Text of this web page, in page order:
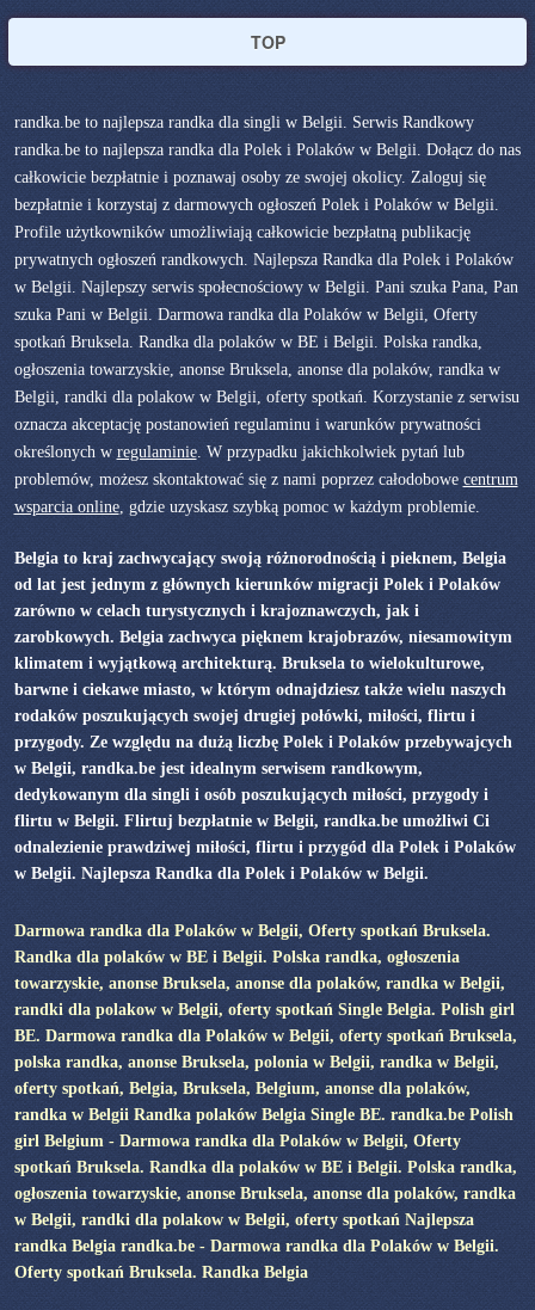
TOP
randka.be to najlepsza randka dla singli w Belgii. Serwis Randkowy
randka.be to najlepsza randka dla Polek i Polaków w Belgii. Dołącz do nas
całkowicie bezpłatnie i poznawaj osoby ze swojej okolicy. Zaloguj się
bezpłatnie i korzystaj z darmowych ogłoszeń Polek i Polaków w Belgii.
Profile użytkowników umożliwiają całkowicie bezpłatną publikację
prywatnych ogłoszeń randkowych. Najlepsza Randka dla Polek i Polaków
w Belgii. Najlepszy serwis społecnościowy w Belgii. Pani szuka Pana, Pan
szuka Pani w Belgii. Darmowa randka dla Polaków w Belgii, Oferty
spotkań Bruksela. Randka dla polaków w BE i Belgii. Polska randka,
ogłoszenia towarzyskie, anonse Bruksela, anonse dla polaków, randka w
Belgii, randki dla polakow w Belgii, oferty spotkań. Korzystanie z serwisu
oznacza akceptację postanowień regulaminu i warunków prywatności
określonych w regulaminie. W przypadku jakichkolwiek pytań lub
problemów, możesz skontaktować się z nami poprzez całodobowe centrum
wsparcia online, gdzie uzyskasz szybką pomoc w każdym problemie.
Belgia to kraj zachwycający swoją różnorodnością i pieknem, Belgia
od lat jest jednym z głównych kierunków migracji Polek i Polaków
zarówno w celach turystycznych i krajoznawczych, jak i
zarobkowych. Belgia zachwyca pięknem krajobrazów, niesamowitym
klimatem i wyjątkową architekturą. Bruksela to wielokulturowe,
barwne i ciekawe miasto, w którym odnajdziesz także wielu naszych
rodaków poszukujących swojej drugiej połówki, miłości, flirtu i
przygody. Ze względu na dużą liczbę Polek i Polaków przebywajcych
w Belgii, randka.be jest idealnym serwisem randkowym,
dedykowanym dla singli i osób poszukujących miłości, przygody i
flirtu w Belgii. Flirtuj bezpłatnie w Belgii, randka.be umożliwi Ci
odnalezienie prawdziwej miłości, flirtu i przygód dla Polek i Polaków
w Belgii. Najlepsza Randka dla Polek i Polaków w Belgii.
Darmowa randka dla Polaków w Belgii, Oferty spotkań Bruksela.
Randka dla polaków w BE i Belgii. Polska randka, ogłoszenia
towarzyskie, anonse Bruksela, anonse dla polaków, randka w Belgii,
randki dla polakow w Belgii, oferty spotkań Single Belgia. Polish girl
BE. Darmowa randka dla Polaków w Belgii, oferty spotkań Bruksela,
polska randka, anonse Bruksela, polonia w Belgii, randka w Belgii,
oferty spotkań, Belgia, Bruksela, Belgium, anonse dla polaków,
randka w Belgii Randka polaków Belgia Single BE. randka.be Polish
girl Belgium - Darmowa randka dla Polaków w Belgii, Oferty
spotkań Bruksela. Randka dla polaków w BE i Belgii. Polska randka,
ogłoszenia towarzyskie, anonse Bruksela, anonse dla polaków, randka
w Belgii, randki dla polakow w Belgii, oferty spotkań Najlepsza
randka Belgia randka.be - Darmowa randka dla Polaków w Belgii.
Oferty spotkań Bruksela. Randka Belgia